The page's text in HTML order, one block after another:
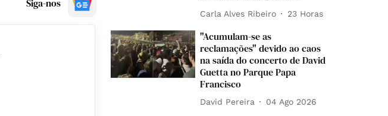
Siga-nos
Carla Alves Ribeiro 23 Horas
"Acumulam-se as
reclamações" devido ao caos
na saída do concerto de David
Guetta no Parque Papa
Francisco
David Pereira 04 Ago 2026